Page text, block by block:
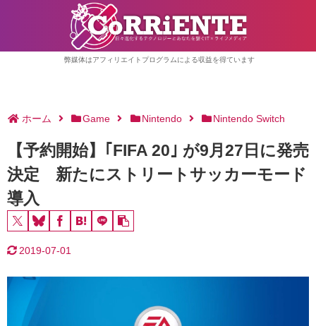
弊媒体はアフィリエイトプログラムによる収益を得ています
ホーム Game Nintendo Nintendo Switch
【予約開始】｢FIFA 20｣ が9月27日に発売
決定 新たにストリートサッカーモード
導入
2019-07-01